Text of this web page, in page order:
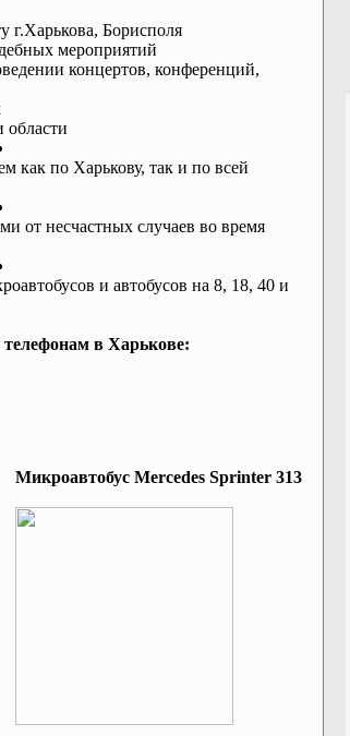
г.Харькова, Борисполя
мероприятий
концертов, конференций,
области
как по Харькову, так и по всей
от несчастных случаев во время
и автобусов на 8, 18, 40 и
телефонам в Харькове:
Микроавтобус Mеrcedes Sprinter 313